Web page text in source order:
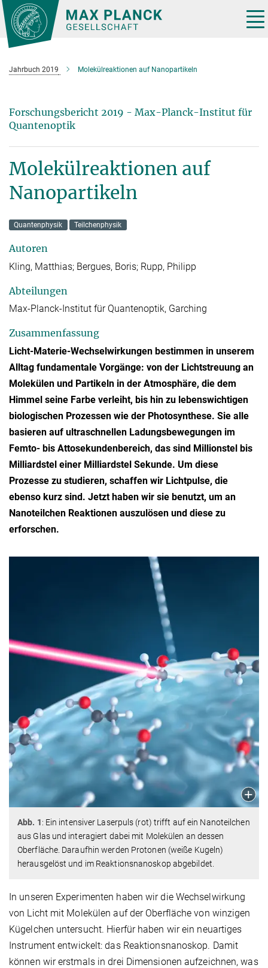
Hauptinhalt
Jahrbuch 2019 Molekülreaktionen auf Nanopartikeln
Forschungsbericht 2019 - Max-Planck-Institut für
Quantenoptik
Molekülreaktionen auf
Nanopartikeln
Quantenphysik Teilchenphysik
Autoren
Kling, Matthias; Bergues, Boris; Rupp, Philipp
Abteilungen
Max-Planck-Institut für Quantenoptik, Garching
Zusammenfassung
Licht-Materie-Wechselwirkungen bestimmen in unserem
Alltag fundamentale Vorgänge: von der Lichtstreuung an
Molekülen und Partikeln in der Atmosphäre, die dem
Himmel seine Farbe verleiht, bis hin zu lebenswichtigen
biologischen Prozessen wie der Photosynthese. Sie alle
basieren auf ultraschnellen Ladungsbewegungen im
Femto- bis Attosekundenbereich, das sind Millionstel bis
Milliardstel einer Milliardstel Sekunde. Um diese
Prozesse zu studieren, schaffen wir Lichtpulse, die
ebenso kurz sind. Jetzt haben wir sie benutzt, um an
Nanoteilchen Reaktionen auszulösen und diese zu
erforschen.
Abb. 1: Ein intensiver Laserpuls (rot) trifft auf ein Nanoteilchen
aus Glas und interagiert dabei mit Molekülen an dessen
Oberfläche. Daraufhin werden Protonen (weiße Kugeln)
herausgelöst und im Reaktionsnanoskop abgebildet.
In unseren Experimenten haben wir die Wechselwirkung
von Licht mit Molekülen auf der Oberfläche von winzigen
Kügelchen untersucht. Hierfür haben wir ein neuartiges
Instrument entwickelt: das Reaktionsnanoskop. Damit
können wir erstmals in drei Dimensionen aufzeichnen, was